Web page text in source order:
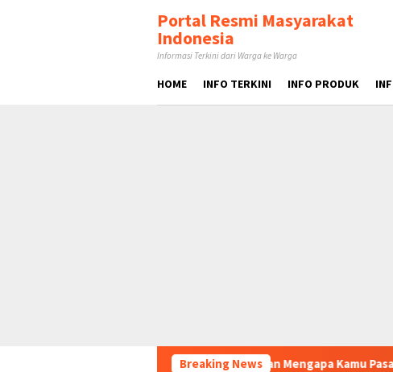
Portal Resmi Masyarakat
Indonesia
Informasi Terkini dari Warga ke Warga
HOME INFO TERKINI INFO PRODUK
Breaking News
Ini Alasan Mengapa Kamu Pasang Billboard di